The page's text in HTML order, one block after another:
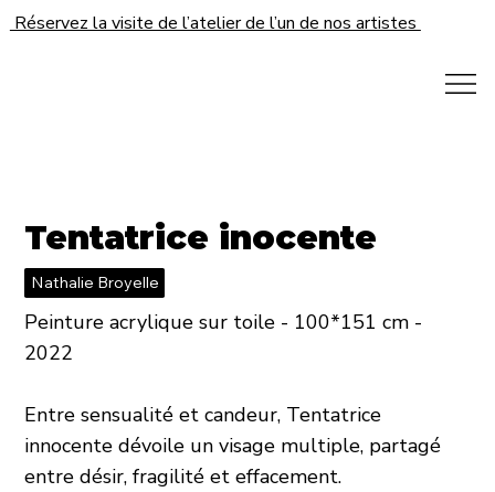
Réservez la visite de l’atelier de l’un de nos artistes
Tentatrice inocente
Nathalie Broyelle
Peinture acrylique sur toile - 100*151 cm -
2022
Entre sensualité et candeur, Tentatrice
innocente dévoile un visage multiple, partagé
entre désir, fragilité et effacement.